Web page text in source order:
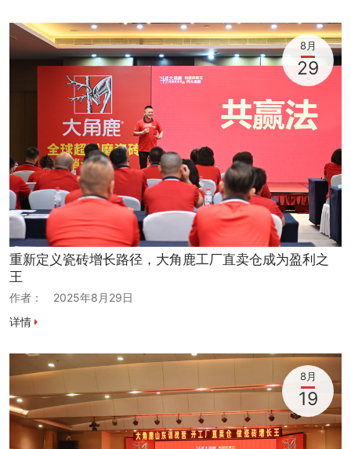
重新定义瓷砖增长路径，大角鹿工厂直卖仓成为盈利之
王
作者： 2025年8月29日
8月
29
详情
8月
19